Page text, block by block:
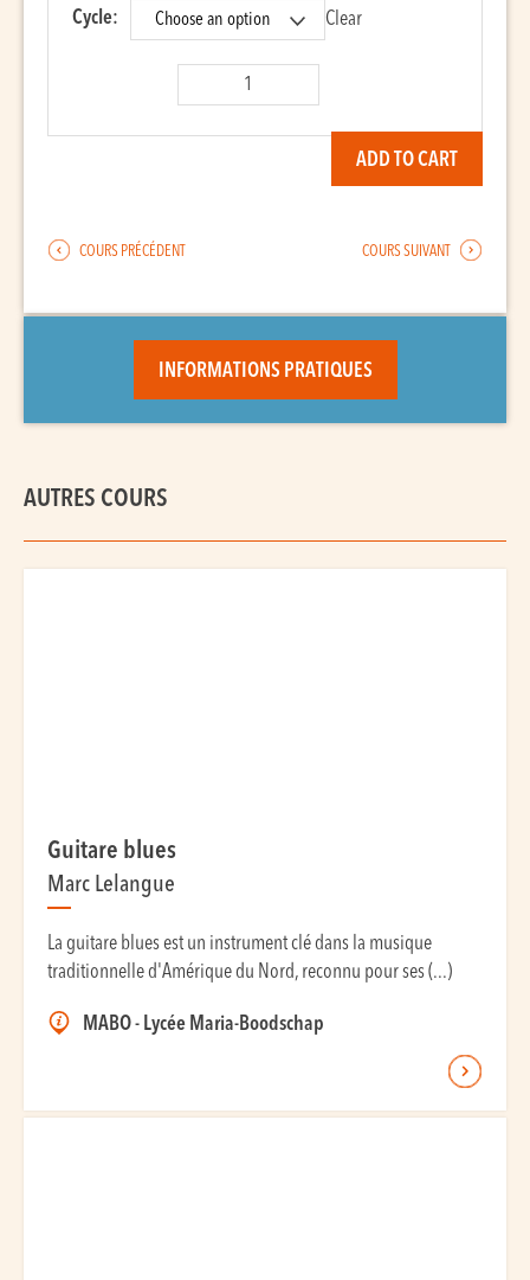
Cycle: Clear
ADD TO CART
COURS PRÉCÉDENT COURS SUIVANT
INFORMATIONS PRATIQUES
AUTRES COURS
Guitare blues
Marc Lelangue
La guitare blues est un instrument clé dans la musique
traditionnelle d'Amérique du Nord, reconnu pour ses (...)
MABO - Lycée Maria-Boodschap